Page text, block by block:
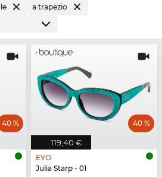
a trapezio
40 %
119,40 €
40 %
EYO
Julia Starp - 01